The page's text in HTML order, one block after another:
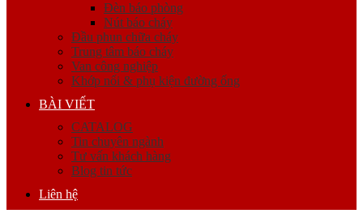
Đèn báo phòng
Nút báo cháy
Đầu phun chữa cháy
Trung tâm báo cháy
Van công nghiệp
Khớp nối & phụ kiện đường ống
BÀI VIẾT
CATALOG
Tin chuyên ngành
Tư vấn khách hàng
Blog tin tức
Liên hệ